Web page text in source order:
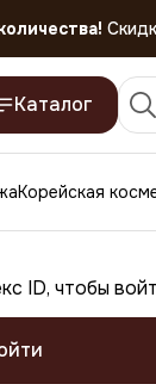
31.07.2026
Каталог
Корейская
ID, чтобы